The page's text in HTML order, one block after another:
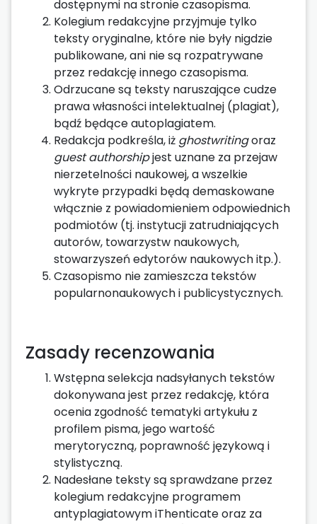
dostępnymi na stronie czasopisma.
Kolegium redakcyjne przyjmuje tylko
teksty oryginalne, które nie były nigdzie
publikowane, ani nie są rozpatrywane
przez redakcję innego czasopisma.
Odrzucane są teksty naruszające cudze
prawa własności intelektualnej (plagiat),
bądź będące autoplagiatem.
Redakcja podkreśla, iż ghostwritingoraz
guest authorshipjest uznane za przejaw
nierzetelności naukowej, a wszelkie
wykryte przypadki będą demaskowane
włącznie z powiadomieniem odpowiednich
podmiotów (tj. instytucji zatrudniających
autorów, towarzystw naukowych,
stowarzyszeń edytorów naukowych itp.).
Czasopismo nie zamieszcza tekstów
popularnonaukowych i publicystycznych.
Zasady recenzowania
Wstępna selekcja nadsyłanych tekstów
dokonywana jest przez redakcję, która
ocenia zgodność tematyki artykułu z
profilem pisma, jego wartość
merytoryczną, poprawność językową i
stylistyczną.
Nadesłane teksty są sprawdzane przez
kolegium redakcyjne programem
antyplagiatowym iThenticate oraz za